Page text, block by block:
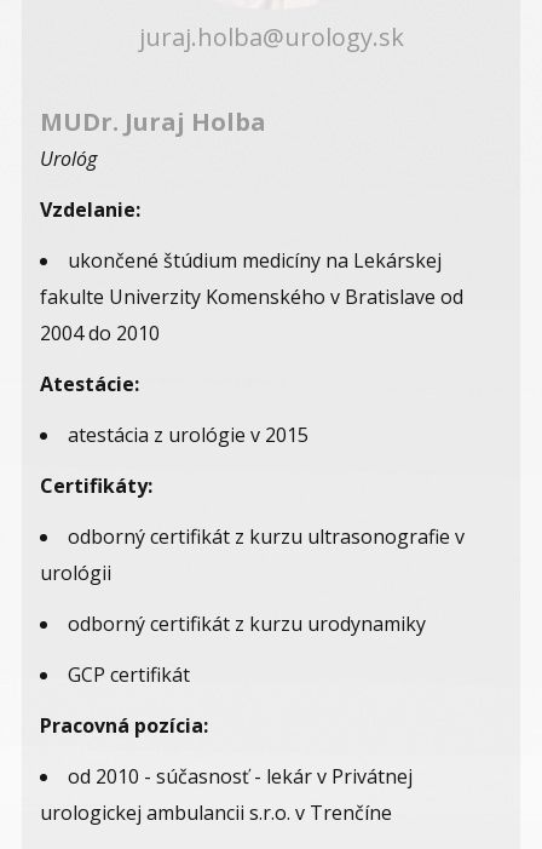
juraj.holba@urology.sk
MUDr. Juraj Holba
Urológ
Vzdelanie:
ukončené štúdium medicíny na Lekárskej
fakulte Univerzity Komenského v Bratislave od
2004 do 2010
Atestácie:
atestácia z urológie v 2015
Certifikáty:
odborný certifikát z kurzu ultrasonografie v
urológii
odborný certifikát z kurzu urodynamiky
GCP certifikát
Pracovná pozícia:
od 2010 - súčasnosť - lekár v Privátnej
urologickej ambulancii s.r.o. v Trenčíne